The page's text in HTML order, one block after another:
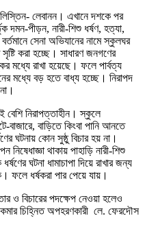
লেবানন। এখানে দশকে পর
দমন-পীড়ন, নারী-শিশু ধর্ষণ, হত্যা,
সেনা অভিযানের নামে স্কুলঘর
সৃষ্টি করা হচ্ছে। সাধারণ জনগণের
মধ্যে রাখা হয়েছে। ফলে পার্বত্য
মধ্যে বড় হতে বাধ্য হচ্ছে। নিরাপদ
বেশি নিরাপত্তাহীন। স্কুলে
বাজারে, বাড়িতে কিংবা পানি আনতে
ঘটনায় কোন সুষ্ঠু বিচার হয় না।
নিষেধাজ্ঞা থাকায় পাহাড়ি নারী-শিশু
ঘটনা ধামাচাপা দিয়ে রাখার জন্য
ফলে ধর্ষকরা পার পেয়ে যায়।
ও বিচারের পদক্ষেপ নেওয়া হলেও
চিহ্নিত অপহরণকারী লে. ফেরদৌস